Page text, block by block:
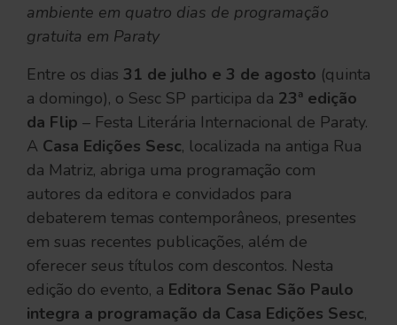
ambiente em quatro dias de programação
gratuita em Paraty
Entre os dias 31 de julho e 3 de agosto (quinta
a domingo), o Sesc SP participa da 23ª edição
da Flip – Festa Literária Internacional de Paraty.
A Casa Edições Sesc, localizada na antiga Rua
da Matriz, abriga uma programação com
autores da editora e convidados para
debaterem temas contemporâneos, presentes
em suas recentes publicações, além de
oferecer seus títulos com descontos. Nesta
edição do evento, a Editora Senac São Paulo
integra a programação da Casa Edições Sesc,